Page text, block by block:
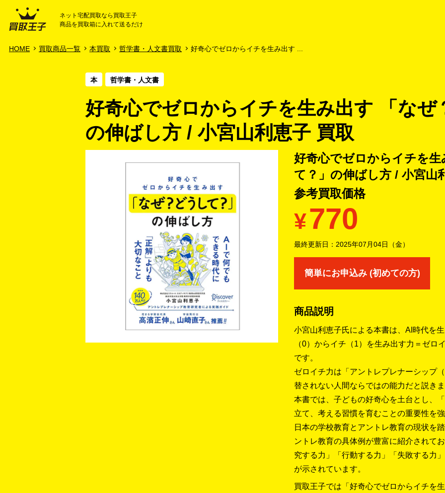
HOME
ネット宅配買取なら買取王子
商品を買取箱に入れて送るだけ
HOME 買取商品一覧 本買取 哲学書・人文書買取 好奇心でゼロからイチを生み出す ...
本 哲学書・人文書
好奇心でゼロからイチを生み出す 「なぜ
の伸ばし方 / 小宮山利恵子 買取
好奇心でゼロからイチを
て？」の伸ばし方 / 小宮山
参考買取価格
¥770
最終更新日： 2025年07月04日（金）
簡単にお申込み (初めての方)
商品説明
小宮山利恵子氏による本書は、AI時代を
（0）からイチ（1）を生み出す力＝ゼロ
です。
ゼロイチ力は「アントレプレナーシップ
替されない人間ならではの能力だと説き
本書では、子どもの好奇心を土台とし、
立て、考える習慣を育むことの重要性を
日本の学校教育とアントレ教育の現状を
ントレ教育の具体例が豊富に紹介されて
究する力」「行動する力」「失敗する力
が示されています。
買取王子では「好奇心でゼロからイチを